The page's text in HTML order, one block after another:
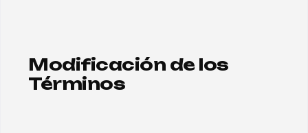
Modificación de los
Términos